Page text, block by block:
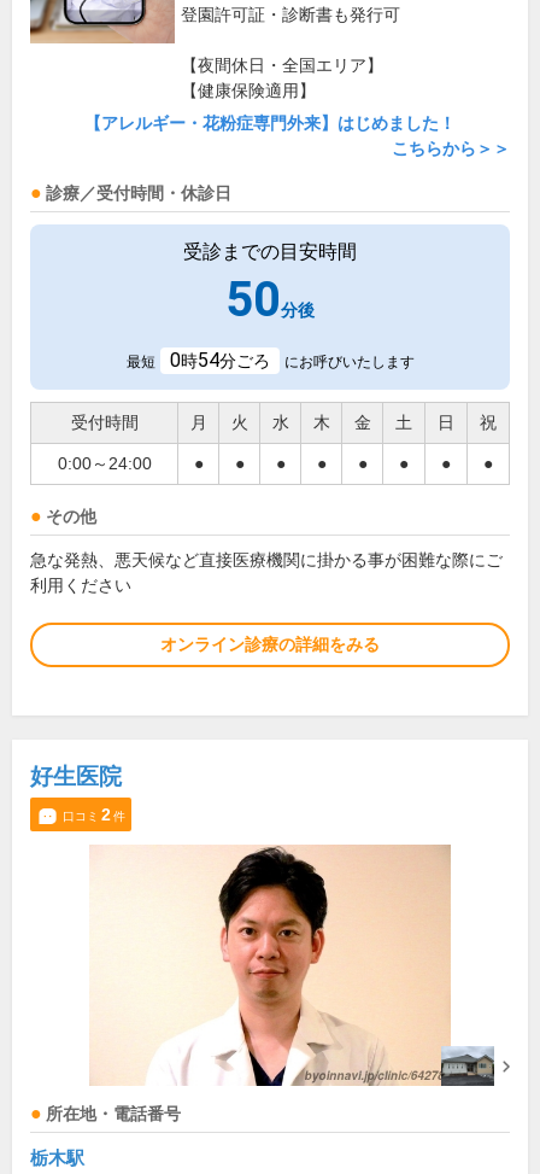
登園許可証・診断書も発行可
【夜間休日・全国エリア】
【健康保険適用】
【アレルギー・花粉症専門外来】はじめました！
こちらから＞＞
診療／受付時間・休診日
受診までの目安時間
50分後
最短 0時54分ごろ にお呼びいたします
受付時間 月 火 水 木 金 土 日 祝
0:00～24:00 ● ● ● ● ● ● ● ●
その他
急な発熱、悪天候など直接医療機関に掛かる事が困難な際にご
利用ください
オンライン診療の詳細をみる
好生医院
口コミ 2件
所在地・電話番号
栃木駅